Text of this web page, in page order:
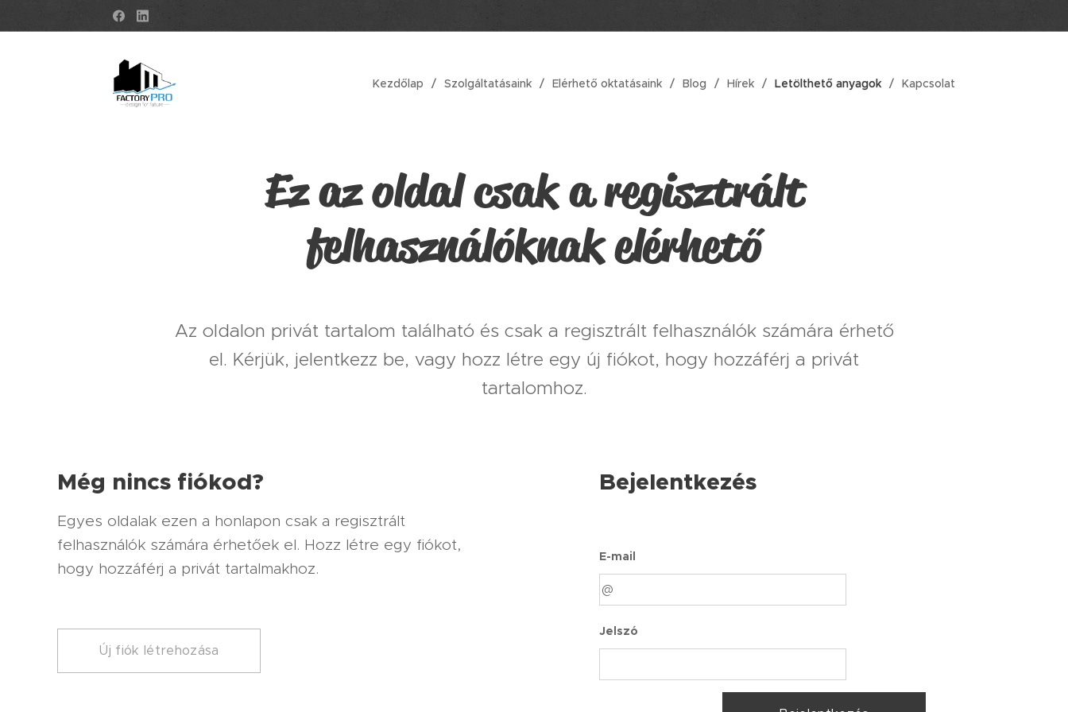
Kezdőlap Szolgáltatásaink Elérhető oktatásaink Blog Hírek Letölthető anyagok Kapcsolat
Ez az oldal csak a regisztrált
felhasználóknak elérhető
Az oldalon privát tartalom található és csak a regisztrált felhasználók számára érhető
el. Kérjük, jelentkezz be, vagy hozz létre egy új fiókot, hogy hozzáférj a privát
tartalomhoz.
Még nincs fiókod?
Egyes oldalak ezen a honlapon csak a regisztrált
felhasználók számára érhetőek el. Hozz létre egy fiókot,
hogy hozzáférj a privát tartalmakhoz.
Új fiók létrehozása
Bejelentkezés
E-mail
Jelszó